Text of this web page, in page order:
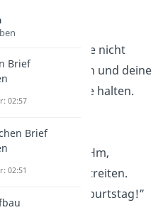
deine Haare nicht
grauer werden und deine
noch lange halten.
aber reifer? Hm,
lässt sich streiten.
zum Geburtstag!”
Brief
02:57
Brief
02:51